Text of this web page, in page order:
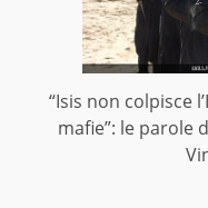
“Isis non colpisce
mafie”: le parole